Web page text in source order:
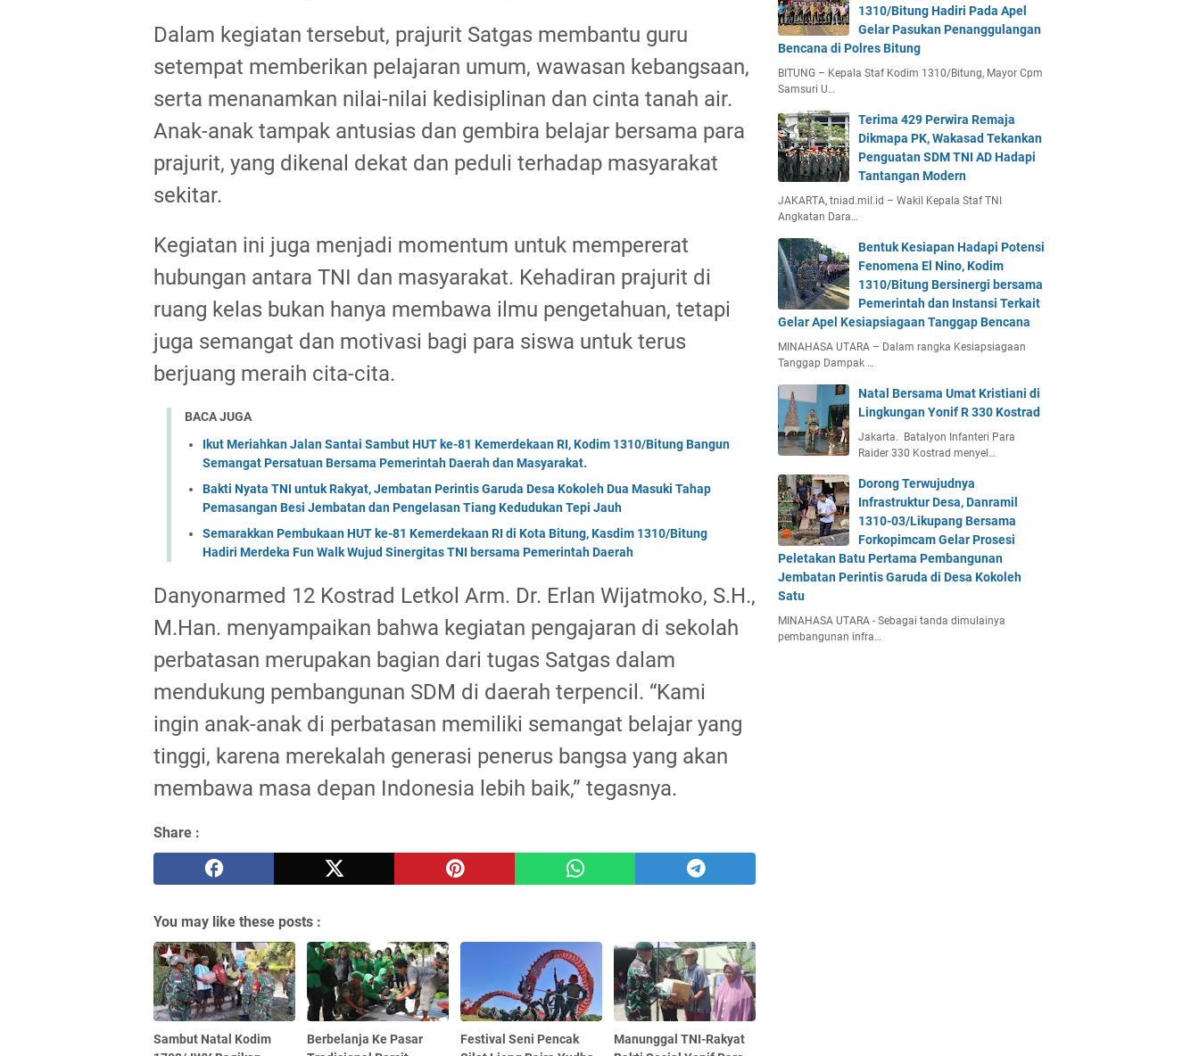
Dalam kegiatan tersebut, prajurit Satgas membantu guru
setempat memberikan pelajaran umum, wawasan kebangsaan,
serta menanamkan nilai-nilai kedisiplinan dan cinta tanah air.
Anak-anak tampak antusias dan gembira belajar bersama para
prajurit, yang dikenal dekat dan peduli terhadap masyarakat
sekitar.
Kegiatan ini juga menjadi momentum untuk mempererat
hubungan antara TNI dan masyarakat. Kehadiran prajurit di
ruang kelas bukan hanya membawa ilmu pengetahuan, tetapi
juga semangat dan motivasi bagi para siswa untuk terus
berjuang meraih cita-cita.
BACA JUGA
Ikut Meriahkan Jalan Santai Sambut HUT ke-81 Kemerdekaan RI, Kodim 1310/Bitung Bangun
Semangat Persatuan Bersama Pemerintah Daerah dan Masyarakat.
Bakti Nyata TNI untuk Rakyat, Jembatan Perintis Garuda Desa Kokoleh Dua Masuki Tahap
Pemasangan Besi Jembatan dan Pengelasan Tiang Kedudukan Tepi Jauh
Semarakkan Pembukaan HUT ke-81 Kemerdekaan RI di Kota Bitung, Kasdim 1310/Bitung
Hadiri Merdeka Fun Walk Wujud Sinergitas TNI bersama Pemerintah Daerah
Danyonarmed 12 Kostrad Letkol Arm. Dr. Erlan Wijatmoko, S.H.,
M.Han. menyampaikan bahwa kegiatan pengajaran di sekolah
perbatasan merupakan bagian dari tugas Satgas dalam
mendukung pembangunan SDM di daerah terpencil. “Kami
ingin anak-anak di perbatasan memiliki semangat belajar yang
tinggi, karena merekalah generasi penerus bangsa yang akan
membawa masa depan Indonesia lebih baik,” tegasnya.
Share :
You may like these posts :
Sambut Natal Kodim
Berbelanja Ke Pasar
Festival Seni Pencak
Manunggal TNI-Rakyat
1310/Bitung Hadiri Pada Apel
Gelar Pasukan Penanggulangan
Bencana di Polres Bitung
BITUNG – Kepala Staf Kodim 1310/Bitung, Mayor Cpm
Samsuri U…
Terima 429 Perwira Remaja
Dikmapa PK, Wakasad Tekankan
Penguatan SDM TNI AD Hadapi
Tantangan Modern
JAKARTA, tniad.mil.id – Wakil Kepala Staf TNI
Angkatan Dara…
Bentuk Kesiapan Hadapi Potensi
Fenomena El Nino, Kodim
1310/Bitung Bersinergi bersama
Pemerintah dan Instansi Terkait
Gelar Apel Kesiapsiagaan Tanggap Bencana
MINAHASA UTARA – Dalam rangka Kesiapsiagaan
Tanggap Dampak …
Natal Bersama Umat Kristiani di
Lingkungan Yonif R 330 Kostrad
Jakarta. Batalyon Infanteri Para
Raider 330 Kostrad menyel…
Dorong Terwujudnya
Infrastruktur Desa, Danramil
1310-03/Likupang Bersama
Forkopimcam Gelar Prosesi
Peletakan Batu Pertama Pembangunan
Jembatan Perintis Garuda di Desa Kokoleh
Satu
MINAHASA UTARA - Sebagai tanda dimulainya
pembangunan infra…